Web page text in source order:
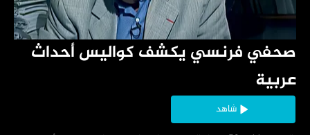
عربية
شاهد